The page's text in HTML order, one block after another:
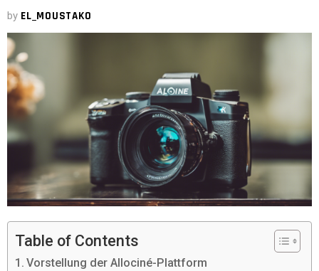
by EL_MOUSTAKO
Table of Contents
Vorstellung der Allociné-Plattform